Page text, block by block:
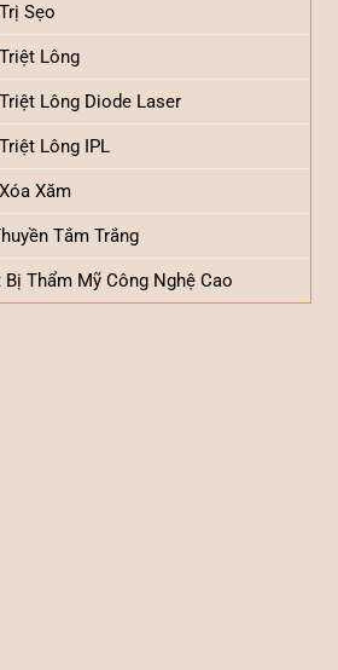
Sẹo
Lông
Lông Diode Laser
Lông IPL
Xăm
Tắm Trắng
Bị Thẩm Mỹ Công Nghệ Cao